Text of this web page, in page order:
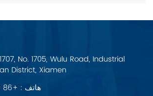
District, Xiamen
هاتف : +86 18059852749